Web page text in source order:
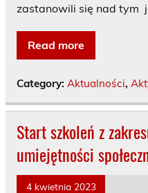
zastanowili się nad tym
Read more
Category: Aktualności,
Start szkoleń z
umiejętności
4 kwietnia 2023